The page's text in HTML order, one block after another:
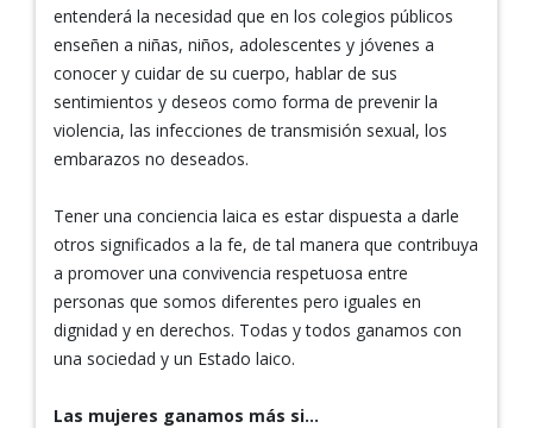
entenderá la necesidad que en los colegios públicos
enseñen a niñas, niños, adolescentes y jóvenes a
conocer y cuidar de su cuerpo, hablar de sus
sentimientos y deseos como forma de prevenir la
violencia, las infecciones de transmisión sexual, los
embarazos no deseados.
Tener una conciencia laica es estar dispuesta a darle
otros significados a la fe, de tal manera que contribuya
a promover una convivencia respetuosa entre
personas que somos diferentes pero iguales en
dignidad y en derechos. Todas y todos ganamos con
una sociedad y un Estado laico.
Las mujeres ganamos más si…